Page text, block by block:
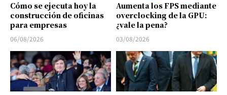
Cómo se ejecuta hoy la
construcción de oficinas
para empresas
06/08/2026
Aumenta los FPS mediante
overclocking de la GPU:
¿vale la pena?
03/08/2026